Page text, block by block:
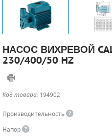
НАСОС ВИХРЕВОЙ
230/400/50 HZ
Код товара: 194902
Производительность
Напор
САДОВАЯ ТЕХНИКА
КОНТЕЙНЕРЫ ДЛЯ ОБОРУДОВАНИЯ
КАНАЛИЗАЦИОННЫЕ НАСОСЫ
БЕНЗИНОВЫЕ МОТОПОМПЫ
ДИЗЕЛЬНЫЕ МОТОПОМПЫ
ТАЛИ И ТЕЛЬФЕРЫ
ЛЕНТОЧНОПИЛЬНЫЕ СТАНКИ
КОНТРОЛЛЕРЫ (БЛОКИ
ПРЕДОХРАНИТЕЛЬНЫЕ КЛАПАНЫ
ВПУСКНЫЕ КЛАПАНЫ
РЕЛЕ ДАВЛЕНИЯ ДЛЯ ДЛЯ